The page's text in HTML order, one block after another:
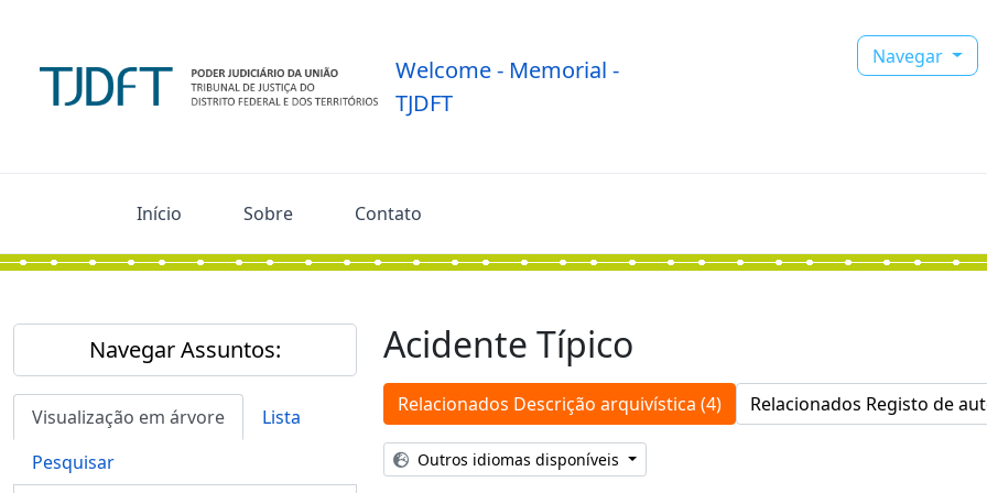
Welcome - Memorial -
TJDFT
Navegar
Início Sobre Contato
Navegar Assuntos:
Visualização em árvore
Lista
Pesquisar
Acidente Típico
Relacionados Descrição arquivística (4) Relacionados Registo de
Outros idiomas disponíveis